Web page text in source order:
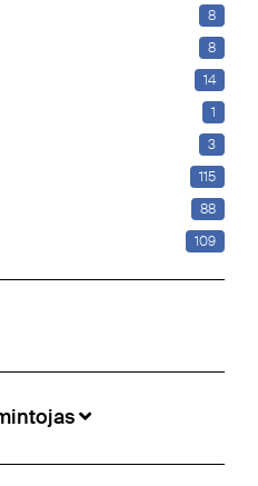
8
8
14
1
3
115
88
109
Mega